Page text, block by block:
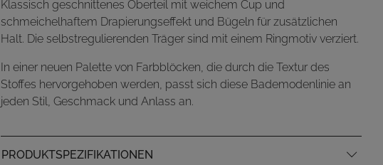
Klassisch geschnittenes Oberteil mit weichem Cup und
schmeichelhaftem Drapierungseffekt und Bügeln für zusätzlichen
Halt. Die selbstregulierenden Träger sind mit einem Ringmotiv verziert.
In einer neuen Palette von Farbblöcken, die durch die Textur des
Stoffes hervorgehoben werden, passt sich diese Bademodenlinie an
jeden Stil, Geschmack und Anlass an.
PRODUKTSPEZIFIKATIONEN